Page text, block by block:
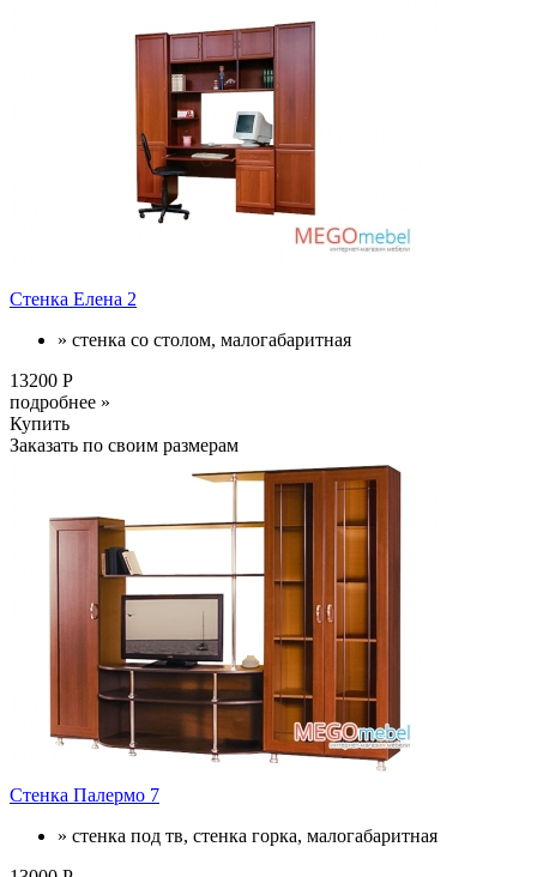
Стенка Елена 2
» стенка со столом, малогабаритная
13200 Р
подробнее »
Купить
Заказать по своим размерам
Стенка Палермо 7
» стенка под тв, стенка горка, малогабаритная